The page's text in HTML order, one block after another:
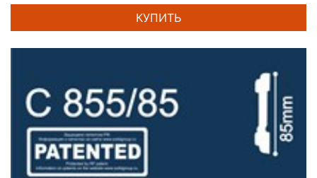
КУПИТЬ